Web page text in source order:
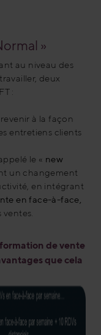
»
au niveau des
deux
:
à la façon
entretiens clients
le « new
un changement
en intégrant
en face-à-face,
de vente
que cela